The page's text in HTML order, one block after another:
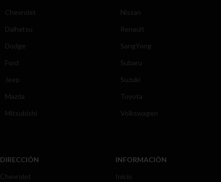
Chevrolet
Daihatsu
Dodge
Ford
Jeep
Mazda
Mitsubishi
Nissan
Renault
SangYong
Subaru
Suzuki
Toyota
Volkswagen
DIRECCIÓN
Chevrolet
INFORMACIÓN
Inicio